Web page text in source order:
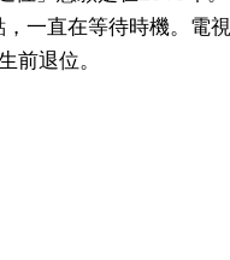
一直在等待時機。電視
前退位。